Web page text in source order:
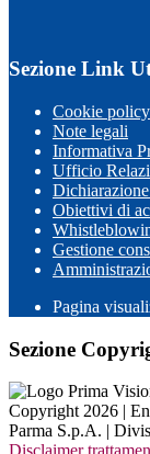
Sezione Link
Cookie policy
Note legali
Informativa
Ufficio
Obiettivi di
Gestione
Pagina
Sezione
Copyright 2026 |
Parma S.p.A. |